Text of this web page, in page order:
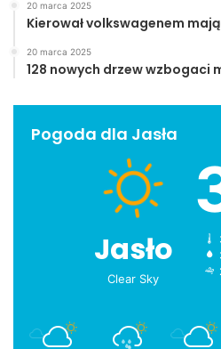
20 marca 2025
Kierował volkswagenem
20 marca 2025
128 nowych drzew wzbogaci
Pogoda dla Jasła
Jasło
Clear Sky